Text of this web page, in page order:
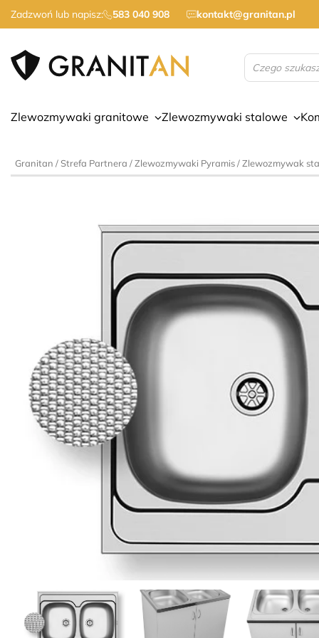
Zadzwoń lub napisz: 583 040 908 kontakt@granitan.pl
Wyszukiwarka
produktów
Zlewozmywaki granitowe Zlewozmywaki stalowe
Granitan /Strefa Partnera /Zlewozmywaki Pyramis/ Zlewozmywak